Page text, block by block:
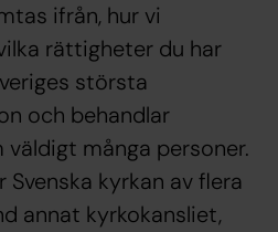
ifrån, hur vi
rättigheter du har
största
och behandlar
många personer.
kyrkan av flera
annat kyrkokansliet,